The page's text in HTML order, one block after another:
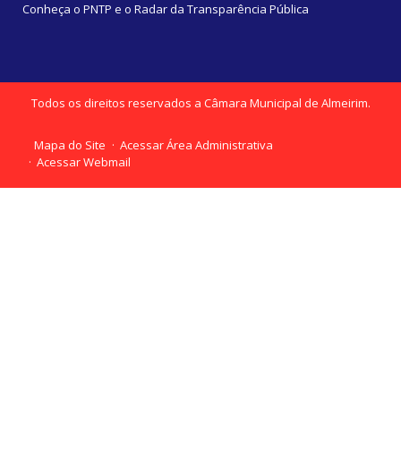
Conheça o PNTP e o Radar da Transparência Pública
Todos os direitos reservados a Câmara Municipal de Almeirim.
Mapa do Site
Acessar Área Administrativa
Acessar Webmail